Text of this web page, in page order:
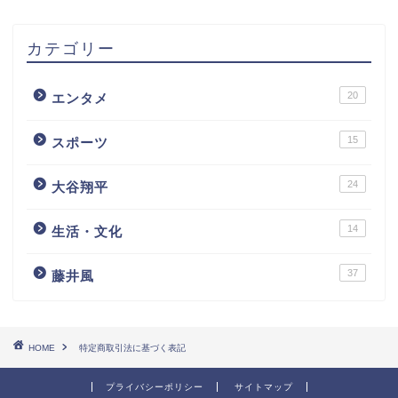
カテゴリー
エンタメ 20
スポーツ 15
大谷翔平 24
生活・文化 14
藤井風 37
HOME 特定商取引法に基づく表記
プライバシーポリシー サイトマップ